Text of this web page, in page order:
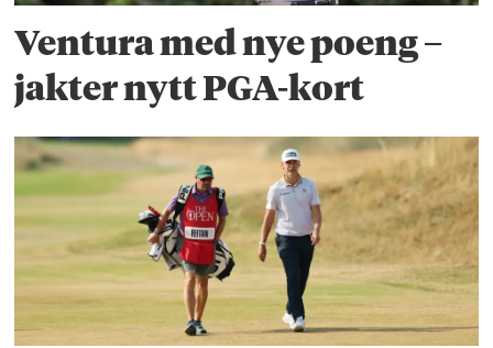
Ventura med nye poeng –
jakter nytt PGA-kort